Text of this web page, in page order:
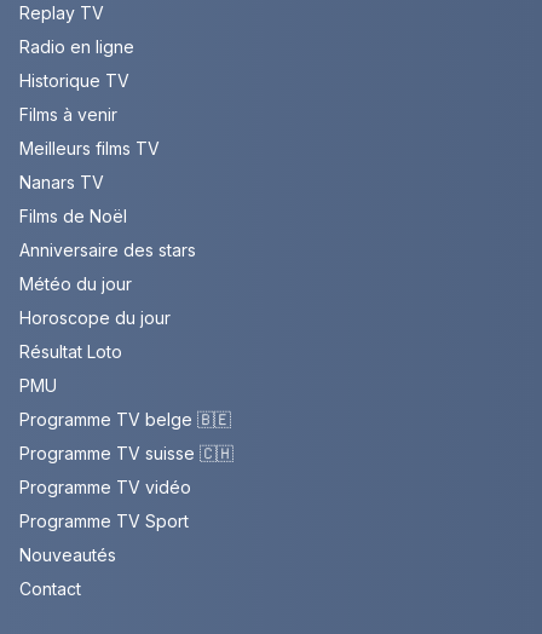
Replay TV
Radio en ligne
Historique TV
Films à venir
Meilleurs films TV
Nanars TV
Films de Noël
Anniversaire des stars
Météo du jour
Horoscope du jour
Résultat Loto
PMU
Programme TV belge 🇧🇪
Programme TV suisse 🇨🇭
Programme TV vidéo
Programme TV Sport
Nouveautés
Contact